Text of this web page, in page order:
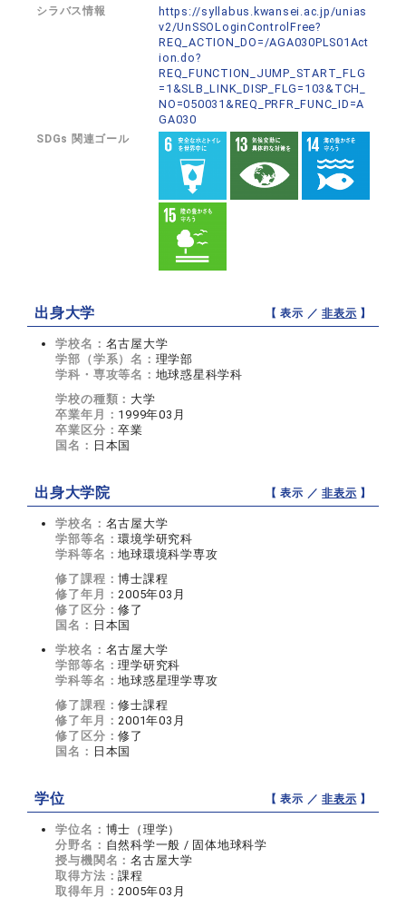
シラバス情報
https://syllabus.kwansei.ac.jp/unias
v2/UnSSOLoginControlFree?
REQ_ACTION_DO=/AGA030PLS01Act
ion.do?
REQ_FUNCTION_JUMP_START_FLG
=1&SLB_LINK_DISP_FLG=103&TCH_
NO=050031&REQ_PRFR_FUNC_ID=A
GA030
SDGs 関連ゴール
出身大学 【 表示 ／非表示 】
学校名： 名古屋大学
学部（学系）名： 理学部
学科・専攻等名： 地球惑星科学科
学校の種類： 大学
卒業年月： 1999年03月
卒業区分：卒業
国名： 日本国
出身大学院 【 表示 ／非表示 】
学校名： 名古屋大学
学部等名：環境学研究科
学科等名：地球環境科学専攻
修了課程：博士課程
修了年月：2005年03月
修了区分：修了
国名： 日本国
学校名： 名古屋大学
学部等名：理学研究科
学科等名：地球惑星理学専攻
修了課程：修士課程
修了年月：2001年03月
修了区分：修了
国名： 日本国
学位 【 表示 ／非表示 】
学位名： 博士（理学）
分野名： 自然科学一般 / 固体地球科学
授与機関名：名古屋大学
取得方法：課程
取得年月：2005年03月